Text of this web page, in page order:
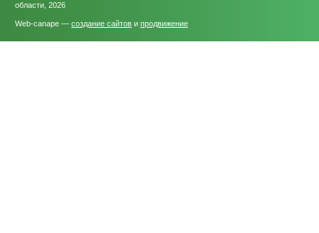
области, 2026
Web-canape — создание сайтов и продвижение